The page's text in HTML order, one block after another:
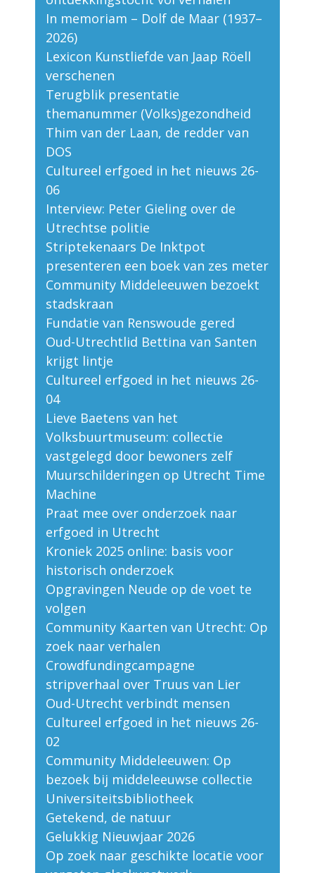
In memoriam – Dolf de Maar (1937–
2026)
Lexicon Kunstliefde van Jaap Röell
verschenen
Terugblik presentatie
themanummer (Volks)gezondheid
Thim van der Laan, de redder van
DOS
Cultureel erfgoed in het nieuws 26-
06
Interview: Peter Gieling over de
Utrechtse politie
Striptekenaars De Inktpot
presenteren een boek van zes meter
Community Middeleeuwen bezoekt
stadskraan
Fundatie van Renswoude gered
Oud-Utrechtlid Bettina van Santen
krijgt lintje
Cultureel erfgoed in het nieuws 26-
04
Lieve Baetens van het
Volksbuurtmuseum: collectie
vastgelegd door bewoners zelf
Muurschilderingen op Utrecht Time
Machine
Praat mee over onderzoek naar
erfgoed in Utrecht
Kroniek 2025 online: basis voor
historisch onderzoek
Opgravingen Neude op de voet te
volgen
Community Kaarten van Utrecht: Op
zoek naar verhalen
Crowdfundingcampagne
stripverhaal over Truus van Lier
Oud-Utrecht verbindt mensen
Cultureel erfgoed in het nieuws 26-
02
Community Middeleeuwen: Op
bezoek bij middeleeuwse collectie
Universiteitsbibliotheek
Getekend, de natuur
Gelukkig Nieuwjaar 2026
Op zoek naar geschikte locatie voor